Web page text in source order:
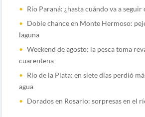
Río Paraná: ¿hasta cuándo va a seguir
Doble chance en Monte Hermoso:
laguna
Weekend de agosto: la pesca toma
cuarentena
Río de la Plata: en siete días perdió
agua
Dorados en Rosario: sorpresas en el